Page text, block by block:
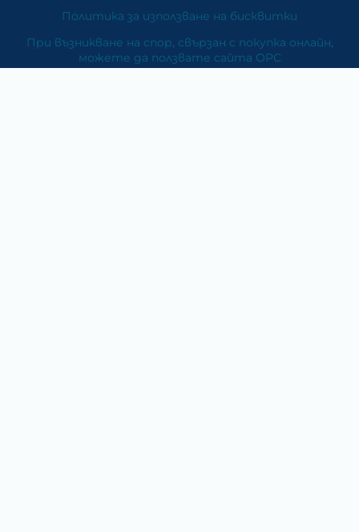
Политика за използване на бисквитки
При възникване на спор, свързан с покупка онлайн,
можете да ползвате сайта ОРС